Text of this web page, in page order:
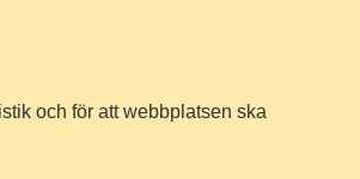
och för att webbplatsen ska